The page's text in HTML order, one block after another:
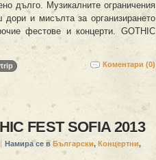
дълго. Музикалните ограничения
и мисълта за организирането
фестове и концерти. GOTHIC
Коментари (0)
FEST SOFIA 2013
Намира се в Български, Концертни,